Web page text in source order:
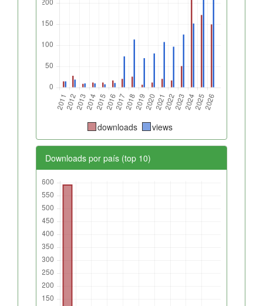
downloads views
Downloads por país (top 10)